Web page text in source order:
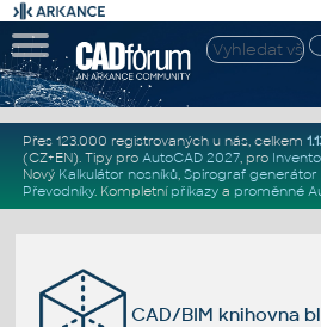
Přes 123.000 registrovaných u nás, celkem
(CZ+EN). Tipy pro AutoCAD 2027, pro
Nový Kalkulátor nosníků, Spirograf generátor
Převodníky. Kompletní příkazya proměnné
CAD/BIM knihovna